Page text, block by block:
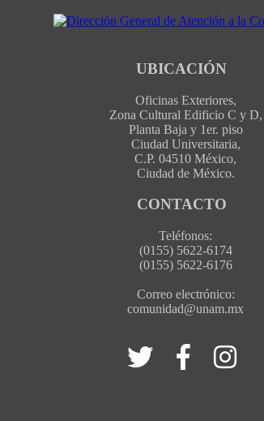
UBICACIÓN
Oficinas Exteriores,
Zona Cultural Edificio C y D,
Planta Baja y 1er. piso
Ciudad Universitaria,
C.P. 04510 México,
Ciudad de México.
CONTACTO
Teléfonos:
(0155) 5622-6174
(0155) 5622-6176
Correo electrónico:
comunidad@unam.mx